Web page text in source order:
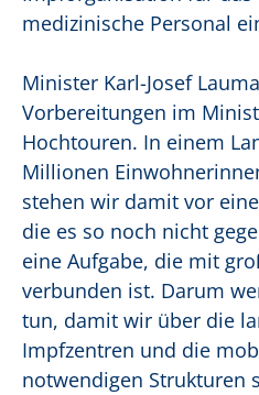
medizinische Personal
Minister Karl-Josef
Vorbereitungen im
Hochtouren. In einem
Millionen
stehen wir damit vor
die es so noch nicht
eine Aufgabe, die mit
verbunden ist. Darum
tun, damit wir über die
Impfzentren und die
notwendigen Strukturen